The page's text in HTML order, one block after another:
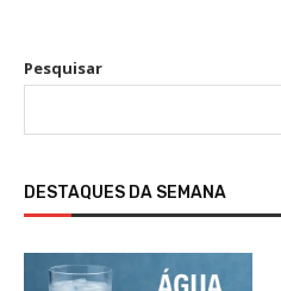
Pesquisar
DESTAQUES DA SEMANA